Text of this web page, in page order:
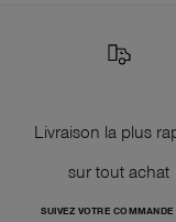
Livraison la plus
sur tout achat
SUIVEZ VOTRE COMMANDE